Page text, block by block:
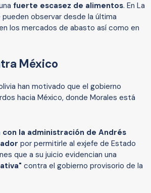
fuerte escasez de alimentos. En La
pueden observar desde la última
los mercados de abasto así como en
México
han motivado que el gobierno
hacia México, donde Morales está
con la administración de Andrés
por permitirle al exjefe de Estado
que a su juicio evidencian una
contra el gobierno provisorio de la